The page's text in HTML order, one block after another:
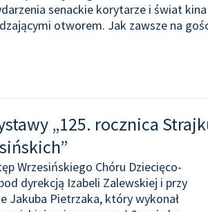
senackie korytarze i świat kina
otworem. Jak zawsze na
„125. rocznica
Wrzesińskiego Chóru Dziecięco-
dyrekcją Izabeli Zalewskiej i przy
Jakuba Pietrzaka, który wykonał